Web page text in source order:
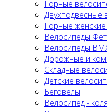
Горные
Двухподвесные
Горные
Велосипеды
Велосипеды
Дорожные и
Складные
Детские
Беговелы
Велосипед -